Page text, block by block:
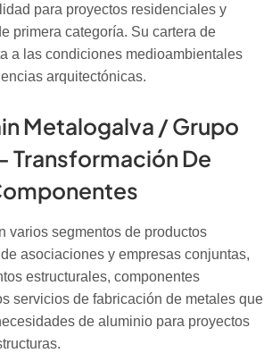
para proyectos residenciales y
primera categoría. Su cartera de
a las condiciones medioambientales
arquitectónicas.
Metalogalva / Grupo
Transformación De
varios segmentos de productos
asociaciones y empresas conjuntas,
estructurales, componentes
servicios de fabricación de metales que
de aluminio para proyectos